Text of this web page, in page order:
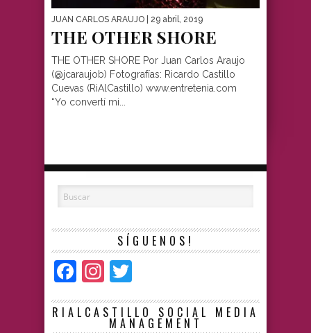
JUAN CARLOS ARAUJO | 29 abril, 2019
THE OTHER SHORE
THE OTHER SHORE Por Juan Carlos Araujo
(@jcaraujob) Fotografías: Ricardo Castillo
Cuevas (RiAlCastillo) www.entretenia.com
“Yo convertí mi...
SÍGUENOS!
Facebook
Instagram
RIALCASTILLO SOCIAL MEDIA
MANAGEMENT